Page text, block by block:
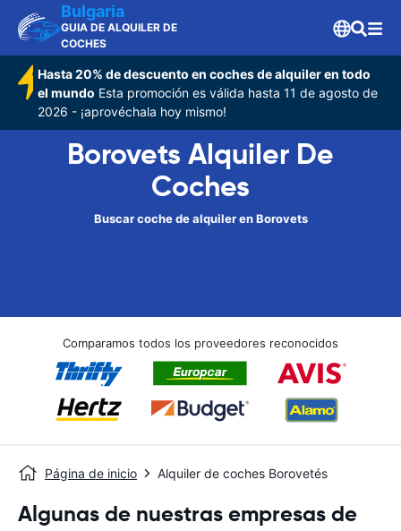
Bulgaria
GUIA DE ALQUILER DE
COCHES
Hasta 20% de descuento en coches de alquiler en todo
el mundo Esta promoción es válida hasta 11 de agosto de
2026 - ¡aprovéchala hoy mismo!
Borovets Alquiler De
Coches
Buscar coche de alquiler en Borovets
Comparamos todos los proveedores reconocidos
Página de inicio Alquiler de coches Borovetés
Algunas de nuestras empresas de